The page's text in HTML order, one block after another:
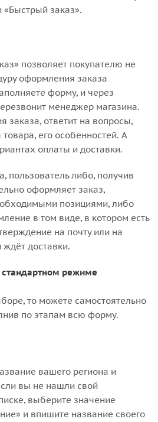
«Быстрый заказ».
позволяет покупателю не
оформления заказа
форму, и через
менеджер магазина.
заказа, ответит на вопросы,
его особенностей. А
оплаты и доставки.
пользователь либо, получив
оформляет заказ,
позициями, либо
в том виде, в котором есть
на почту или на
доставки.
режиме
то можете самостоятельно
по этапам всю форму.
вашего региона и
вы не нашли свой
выберите значение
и впишите название своего